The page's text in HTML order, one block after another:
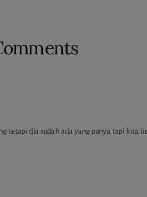
tetapi dia sudah ada yang punya tapi kita